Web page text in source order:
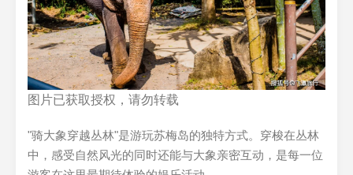
图片已获取授权，请勿转载
"骑大象穿越丛林"是游玩苏梅岛的独特方式。穿梭在丛林
中，感受自然风光的同时还能与大象亲密互动，是每一位